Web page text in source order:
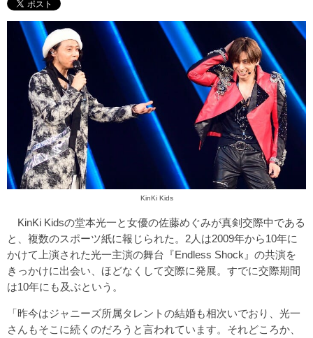
KinKi Kids
KinKi Kidsの堂本光一と女優の佐藤めぐみが真剣交際中である
と、複数のスポーツ紙に報じられた。2人は2009年から10年に
かけて上演された光一主演の舞台『Endless Shock』の共演を
きっかけに出会い、ほどなくして交際に発展。すでに交際期間
は10年にも及ぶという。
「昨今はジャニーズ所属タレントの結婚も相次いでおり、光一
さんもそこに続くのだろうと言われています。それどころか、